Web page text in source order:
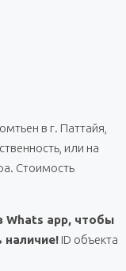
в г. Паттайя,
или на
Стоимость
Whats app, чтобы
наличие! ID объекта